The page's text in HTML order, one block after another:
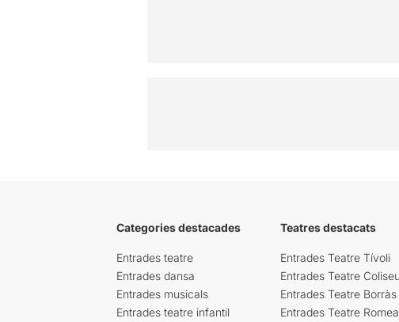
Categories destacades
Entrades teatre
Entrades dansa
Entrades musicals
Entrades teatre infantil
Teatres destacats
Entrades Teatre Tívoli
Entrades Teatre
Entrades Teatre Borràs
Entrades Teatre Romea